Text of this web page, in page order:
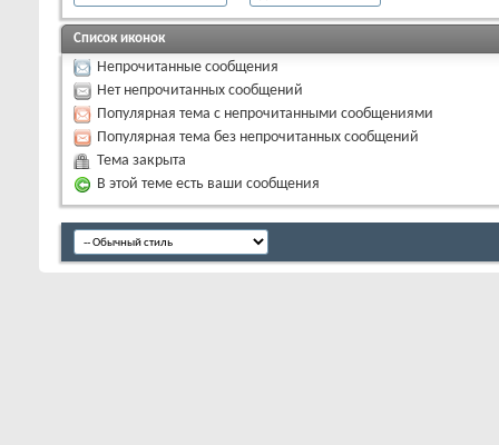
Список иконок
Непрочитанные сообщения
Нет непрочитанных сообщений
Популярная тема с непрочитанными сообщениями
Популярная тема без непрочитанных сообщений
Тема закрыта
В этой теме есть ваши сообщения